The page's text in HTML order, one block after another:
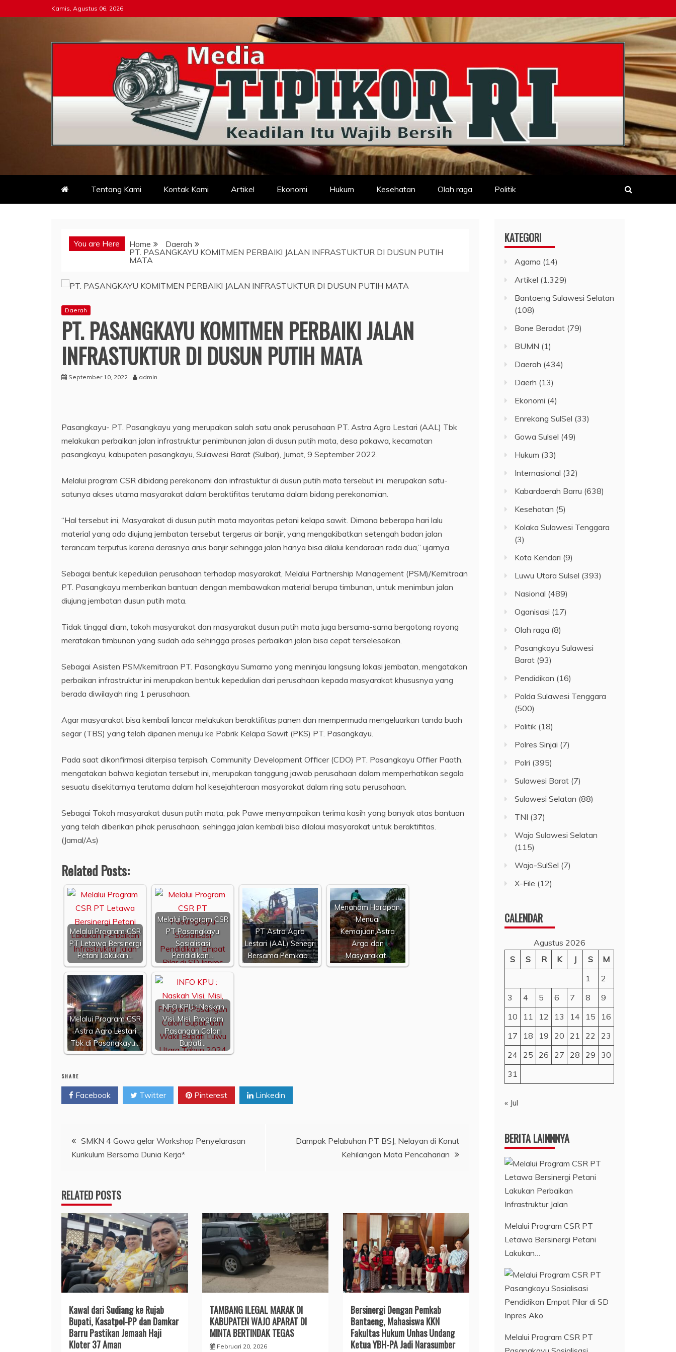
to
Kamis, Agustus 06, 2026
Tipikor-ri-online.my.id
Keadilan Itu Wajib Bersih
Tentang Kami Kontak Kami Artikel Ekonomi Hukum Kesehatan Olah raga Politik
You are Here Home
Daerah
PT. PASANGKAYU KOMITMEN PERBAIKI JALAN INFRASTUKTUR DI DUSUN PUTIH
MATA
Daerah
PT. PASANGKAYU KOMITMEN PERBAIKI JALAN
INFRASTUKTUR DI DUSUN PUTIH MATA
September 10, 2022 admin
Pasangkayu- PT. Pasangkayu yang merupakan salah satu anak perusahaan PT. Astra Agro Lestari (AAL) Tbk
melakukan perbaikan jalan infrastruktur penimbunan jalan di dusun putih mata, desa pakawa, kecamatan
pasangkayu, kabupaten pasangkayu, Sulawesi Barat (Sulbar), Jumat, 9 September 2022.
Melalui program CSR dibidang perekonomi dan infrastuktur di dusun putih mata tersebut ini, merupakan satu-
satunya akses utama masyarakat dalam beraktifitas terutama dalam bidang perekonomian.
“Hal tersebut ini, Masyarakat di dusun putih mata mayoritas petani kelapa sawit. Dimana beberapa hari lalu
material yang ada diujung jembatan tersebut tergerus air banjir, yang mengakibatkan setengah badan jalan
terancam terputus karena derasnya arus banjir sehingga jalan hanya bisa dilalui kendaraan roda dua,” ujarnya.
Sebagai bentuk kepedulian perusahaan terhadap masyarakat, Melalui Partnership Management (PSM)/Kemitraan
PT. Pasangkayu memberikan bantuan dengan membawakan material berupa timbunan, untuk menimbun jalan
diujung jembatan dusun putih mata.
Tidak tinggal diam, tokoh masyarakat dan masyarakat dusun putih mata juga bersama-sama bergotong royong
meratakan timbunan yang sudah ada sehingga proses perbaikan jalan bisa cepat terselesaikan.
Sebagai Asisten PSM/kemitraan PT. Pasangkayu Sumarno yang meninjau langsung lokasi jembatan, mengatakan
perbaikan infrastruktur ini merupakan bentuk kepedulian dari perusahaan kepada masyarakat khususnya yang
berada diwilayah ring 1 perusahaan.
Agar masyarakat bisa kembali lancar melakukan beraktifitas panen dan mempermuda mengeluarkan tanda buah
segar (TBS) yang telah dipanen menuju ke Pabrik Kelapa Sawit (PKS) PT. Pasangkayu.
Pada saat dikonfirmasi diterpisa terpisah, Community Development Officer (CDO) PT. Pasangkayu Offier Paath,
mengatakan bahwa kegiatan tersebut ini, merupakan tanggung jawab perusahaan dalam memperhatikan segala
sesuatu disekitarnya terutama dalam hal kesejahteraan masyarakat dalam ring satu perusahaan.
Sebagai Tokoh masyarakat dusun putih mata, pak Pawe menyampaikan terima kasih yang banyak atas bantuan
yang telah diberikan pihak perusahaan, sehingga jalan kembali bisa dilalaui masyarakat untuk beraktifitas.
(Jamal/As)
Related Posts:
Melalui Program CSR
PT Letawa Bersinergi
Petani Lakukan…
Melalui Program CSR
PT Pasangkayu
Sosialisasi
Pendidikan…
PT Astra Agro
Lestari (AAL) Senegri
Bersama Pemkab…
Menanam Harapan,
Menuai
Kemajuan,Astra
Argo dan
Masyarakat…
Melalui Program CSR
Astra Agro Lestari
Tbk di Pasangkayu…
INFO KPU : Naskah
Visi, Misi, Program
Pasangan Calon
Bupati…
SHARE
Facebook Twitter Pinterest Linkedin
Navigasi
pos
SMKN 4 Gowa gelar Workshop Penyelarasan
Kurikulum Bersama Dunia Kerja*
Dampak Pelabuhan PT BSJ, Nelayan di Konut
Kehilangan Mata Pencaharian
RELATED POSTS
​Kawal dari Sudiang ke Rujab
Bupati, Kasatpol-PP dan Damkar
Barru Pastikan Jemaah Haji
Kloter 37 Aman
TAMBANG ILEGAL MARAK DI
KABUPATEN WAJO APARAT DI
MINTA BERTINDAK TEGAS
Februari 20, 2026
Bersinergi Dengan Pemkab
Bantaeng, Mahasiswa KKN
Fakultas Hukum Unhas Undang
Ketua YBH-PA Jadi Narasumber
KATEGORI
Agama (14)
Artikel (1.329)
Bantaeng Sulawesi Selatan
(108)
Bone Beradat (79)
BUMN (1)
Daerah (434)
Daerh (13)
Ekonomi (4)
Enrekang SulSel (33)
Gowa Sulsel (49)
Hukum (33)
Internasional (32)
Kabardaerah Barru (638)
Kesehatan (5)
Kolaka Sulawesi Tenggara
(3)
Kota Kendari (9)
Luwu Utara Sulsel (393)
Nasional (489)
Oganisasi (17)
Olah raga (8)
Pasangkayu Sulawesi
Barat (93)
Pendidikan (16)
Polda Sulawesi Tenggara
(500)
Politik (18)
Polres Sinjai (7)
Polri (395)
Sulawesi Barat (7)
Sulawesi Selatan (88)
TNI (37)
Wajo Sulawesi Selatan
(115)
Wajo-SulSel (7)
X-File (12)
CALENDAR
Agustus 2026
S
S R K J S
M
1
2
3
4 5 6 7 8
9
10
11 12 13 14 15
16
17
18 19 20 21 22
23
24
25 26 27 28 29
30
31
« Jul
BERITA LAINNNYA
Melalui Program CSR PT
Letawa Bersinergi Petani
Lakukan…
Melalui Program CSR PT